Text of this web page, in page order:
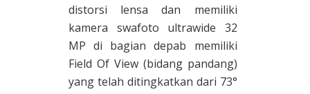
distorsi lensa dan memiliki
kamera swafoto ultrawide 32
MP di bagian depab memiliki
Field Of View (bidang pandang)
yang telah ditingkatkan dari 73°